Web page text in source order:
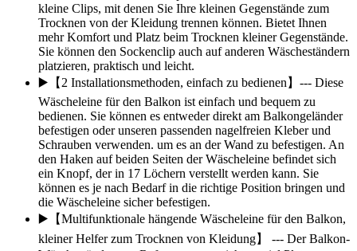
kleine Clips, mit denen Sie Ihre kleinen Gegenstände zum
Trocknen von der Kleidung trennen können. Bietet Ihnen
mehr Komfort und Platz beim Trocknen kleiner Gegenstände.
Sie können den Sockenclip auch auf anderen Wäscheständern
platzieren, praktisch und leicht.
▶️【2 Installationsmethoden, einfach zu bedienen】--- Diese
Wäscheleine für den Balkon ist einfach und bequem zu
bedienen. Sie können es entweder direkt am Balkongeländer
befestigen oder unseren passenden nagelfreien Kleber und
Schrauben verwenden. um es an der Wand zu befestigen. An
den Haken auf beiden Seiten der Wäscheleine befindet sich
ein Knopf, der in 17 Löchern verstellt werden kann. Sie
können es je nach Bedarf in die richtige Position bringen und
die Wäscheleine sicher befestigen.
▶️【Multifunktionale hängende Wäscheleine für den Balkon,
kleiner Helfer zum Trocknen von Kleidung】 --- Der Balkon-